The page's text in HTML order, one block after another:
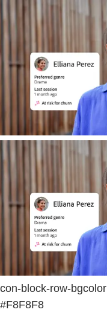
con-block-row-bgcolor
#F8F8F8